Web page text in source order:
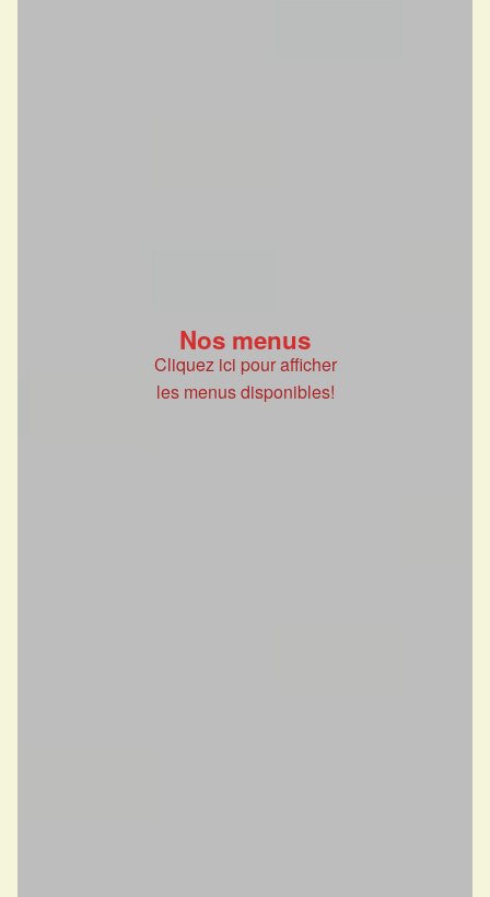
Nos menus
Cliquez ici pour afficher
les menus disponibles!